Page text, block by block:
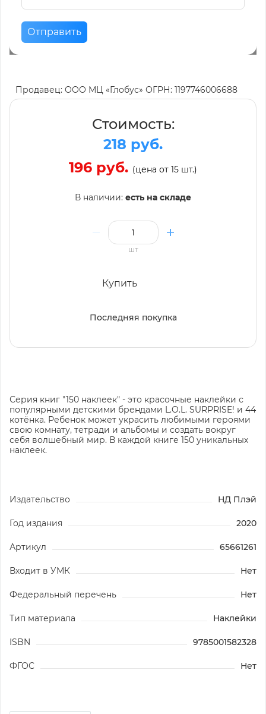
Отправить
Продавец: ООО МЦ «Глобус» ОГРН: 1197746006688
Стоимость:
218 руб.
196 руб. (цена от 15 шт.)
В наличии: есть на складе
шт
Купить
Последняя покупка
Серия книг "150 наклеек" - это красочные наклейки с
популярными детскими брендами L.O.L. SURPRISE! и 44
котёнка. Ребенок может украсить любимыми героями
свою комнату, тетради и альбомы и создать вокруг
себя волшебный мир. В каждой книге 150 уникальных
наклеек.
Издательство НД Плэй
Год издания 2020
Артикул 65661261
Входит в УМК Нет
Федеральный перечень Нет
Тип материала Наклейки
ISBN 9785001582328
ФГОС Нет